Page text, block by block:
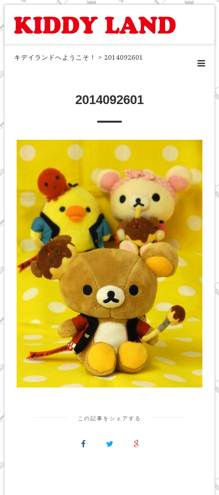
キデイランドへようこそ！ > 2014092601
2014092601
この記事をシェアする